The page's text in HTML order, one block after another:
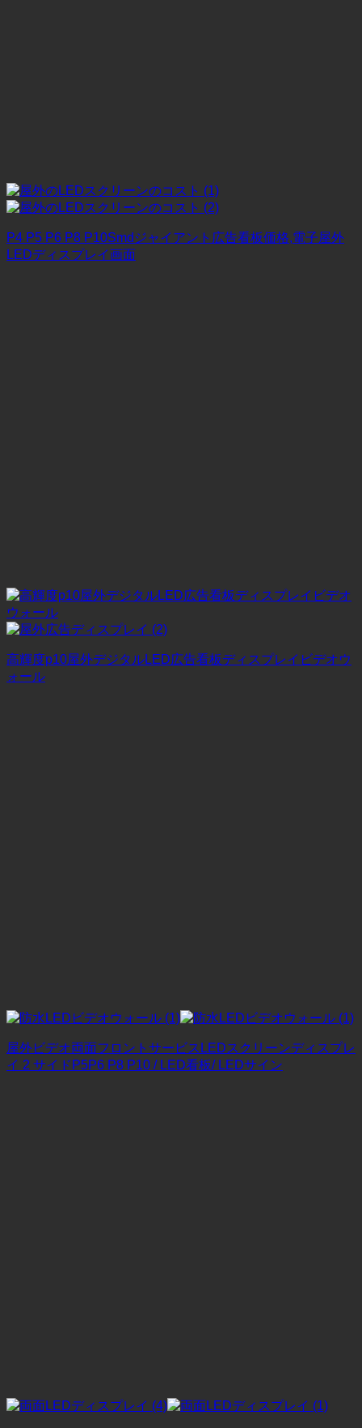
P4 P5 P6 P8 P10Smdジャイアント広告看板価格,電子屋外
LEDディスプレイ画面
高輝度p10屋外デジタルLED広告看板ディスプレイビデオウ
ォール
屋外ビデオ両面フロントサービスLEDスクリーンディスプレ
イ 2 サイドP5P6 P8 P10 / LED看板/ LEDサイン